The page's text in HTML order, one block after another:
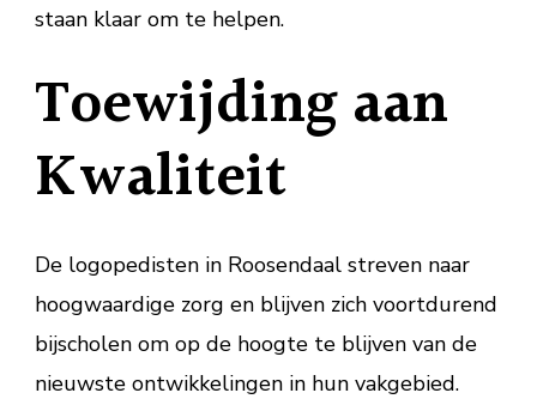
staan klaar om te helpen.
Toewijding aan
Kwaliteit
De logopedisten in Roosendaal streven naar
hoogwaardige zorg en blijven zich voortdurend
bijscholen om op de hoogte te blijven van de
nieuwste ontwikkelingen in hun vakgebied.